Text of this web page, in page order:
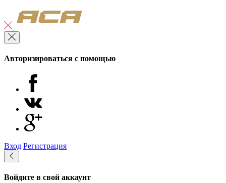
Авторизироваться с помощью
Вход Регистрация
Войдите в свой аккаунт